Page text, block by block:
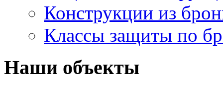
Конструкции из
Классы защиты по
Наши объекты